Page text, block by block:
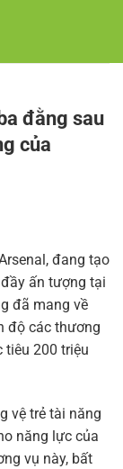
đằng sau
của
đang tạo
ấn tượng tại
đã mang về
độ các thương
tiêu 200 triệu
vệ trẻ tài năng
năng lực của
vụ này, bất